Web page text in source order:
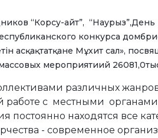
“Корсу-айт”, “Наурыз”,День
конкурса
Мұхит сал»,
мероприятиий
различных
с местными
находятся все
- современное